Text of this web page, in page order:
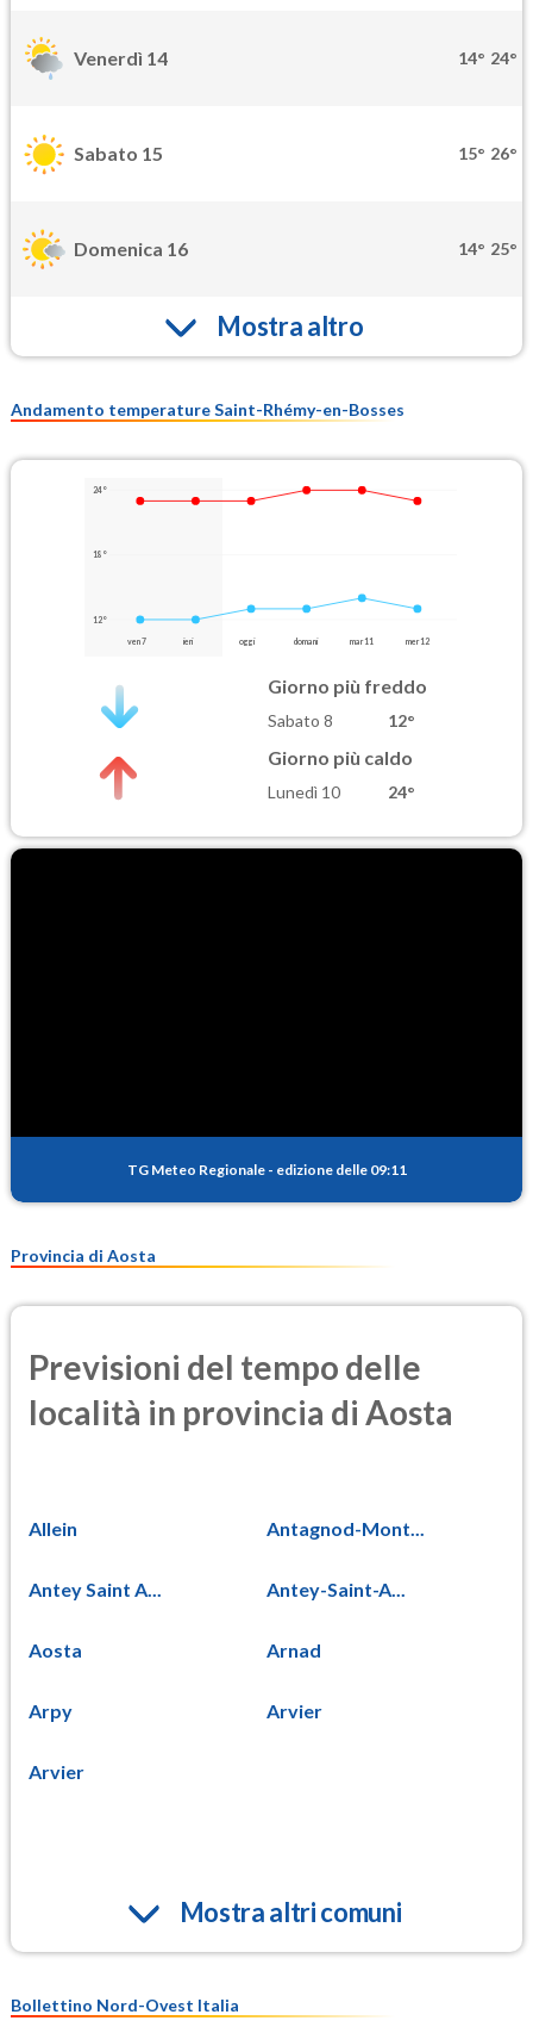
Venerdì 14 14° 24°
Sabato 15 15° 26°
Domenica 16 14° 25°
Mostra altro
Andamento temperature Saint-Rhémy-en-Bosses
24°
18°
12°
ven 7 ieri oggi domani mar 11 mer 12
Giorno più freddo
Sabato 8 12°
Giorno più caldo
Lunedì 10 24°
TG Meteo Regionale - edizione delle 09:11
Provincia di Aosta
Previsioni del tempo delle
località in provincia di Aosta
Allein Antagnod-Mont...
Antey Saint A... Antey-Saint-A...
Aosta Arnad
Arpy Arvier
Arvier
Mostra altri comuni
Bollettino Nord-Ovest Italia